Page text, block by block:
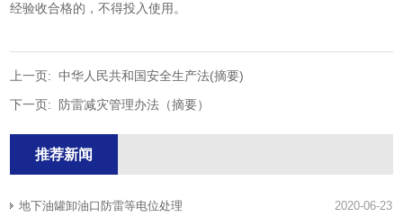
经验收合格的，不得投入使用。
上一页:中华人民共和国安全生产法(摘要)
下一页:
防雷减灾管理办法（摘要）
推荐新闻
2020-06-23
地下油罐卸油口防雷等电位处理